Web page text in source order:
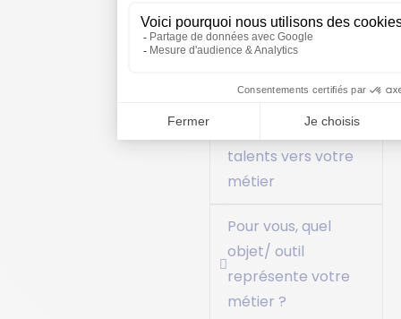
secteur, rêviez-vous
déjà de ce métier ?
Indiquez un message
attirer les futurs
talents vers votre
métier
Pour vous, quel
objet/ outil
représente votre
métier ?